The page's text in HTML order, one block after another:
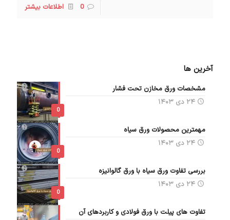
0 اطلاعات بیشتر
آخرین ها
0
مشخصات ورق مخازن تحت فشار
۲۴ دی ۱۴۰۳
0
مهمترین محصولات ورق سیاه
۲۴ دی ۱۴۰۳
0
بررسی تفاوت ورق سیاه با ورق گالوانیزه
۲۴ دی ۱۴۰۳
تفاوت های پیلت با ورق فولادی و کاربردهای آن